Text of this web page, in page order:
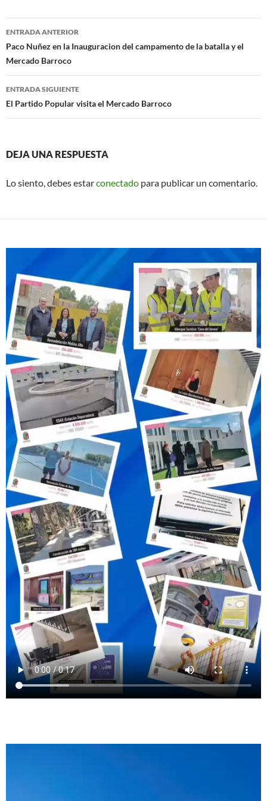
o
o
k
A
p
p
Navegación
de
entradas
ENTRADA ANTERIOR
Paco Nuñez en la Inauguracion del campamento de la batalla y el
Mercado Barroco
ENTRADA SIGUIENTE
El Partido Popular visita el Mercado Barroco
DEJA UNA RESPUESTA
Lo siento, debes estarconectado para publicar un comentario.